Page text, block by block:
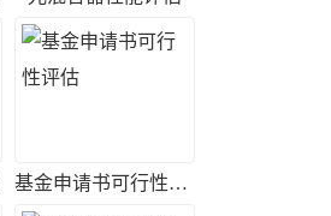
基金申请书可行性评估